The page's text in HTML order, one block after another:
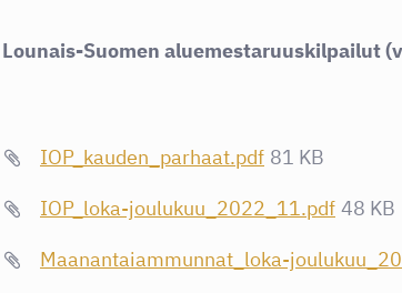
Lounais-Suomen aluemestaruuskilpailut
IOP_kauden_parhaat.pdf 81 KB
IOP_loka-joulukuu_2022_11.pdf 48 KB
Maanantaiammunnat_loka-